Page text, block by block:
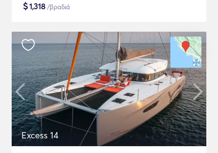
$1,318 /βραδιά
Excess 14